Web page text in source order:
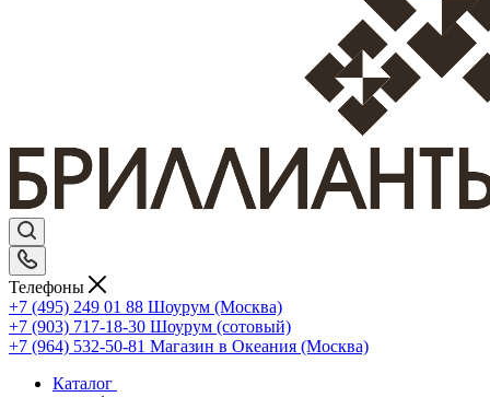
Телефоны
+7 (495) 249 01 88 Шоурум (Москва)
+7 (903) 717-18-30 Шоурум (сотовый)
+7 (964) 532-50-81 Магазин в Океания (Москва)
Каталог